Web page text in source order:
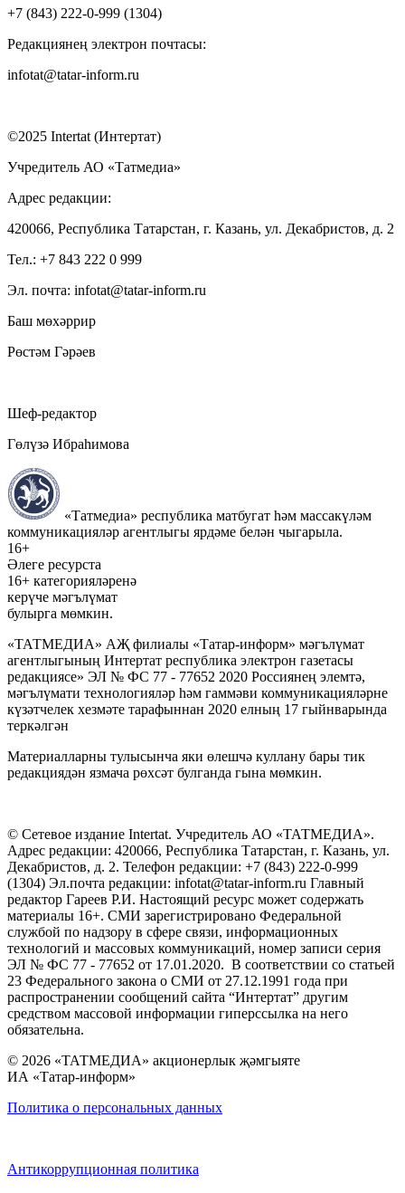
+7 (843) 222-0-999 (1304)
Редакциянең электрон почтасы:
infotat@tatar-inform.ru
©2025 Intertat (Интертат)
Учредитель АО «Татмедиа»
Адрес редакции:
420066, Республика Татарстан, г. Казань, ул. Декабристов, д. 2
Тел.: +7 843 222 0 999
Эл. почта: infotat@tatar-inform.ru
Баш мөхәррир
Рөстәм Гәрәев
Шеф-редактор
Гөлүзә Ибраһимова
«Татмедиа» республика матбугат һәм массакүләм
коммуникацияләр агентлыгы ярдәме белән чыгарыла.
16+
Әлеге ресурста
16+ категорияләренә
керүче мәгълүмат
булырга мөмкин.
«ТАТМЕДИА» АҖ филиалы «Татар-информ» мәгълүмат
агентлыгының Интертат республика электрон газетасы
редакциясе» ЭЛ № ФС 77 - 77652 2020 Россиянең элемтә,
мәгълүмати технологияләр һәм гаммәви коммуникацияләрне
күзәтчелек хезмәте тарафыннан 2020 елның 17 гыйнварында
теркәлгән
Материалларны тулысынча яки өлешчә куллану бары тик
редакциядән язмача рөхсәт булганда гына мөмкин.
© Сетевое издание Intertat. Учредитель АО «ТАТМЕДИА».
Адрес редакции: 420066, Республика Татарстан, г. Казань, ул.
Декабристов, д. 2. Телефон редакции: +7 (843) 222-0-999
(1304) Эл.почта редакции: infotat@tatar-inform.ru Главный
редактор Гареев Р.И. Настоящий ресурс может содержать
материалы 16+. СМИ зарегистрировано Федеральной
службой по надзору в сфере связи, информационных
технологий и массовых коммуникаций, номер записи серия
ЭЛ № ФС 77 - 77652 от 17.01.2020. В соответствии со статьей
23 Федерального закона о СМИ от 27.12.1991 года при
распространении сообщений сайта “Интертат” другим
средством массовой информации гиперссылка на него
обязательна.
© 2026 «ТАТМЕДИА» акционерлык җәмгыяте
ИА «Татар-информ»
Политика о персональных данных
Антикоррупционная политика